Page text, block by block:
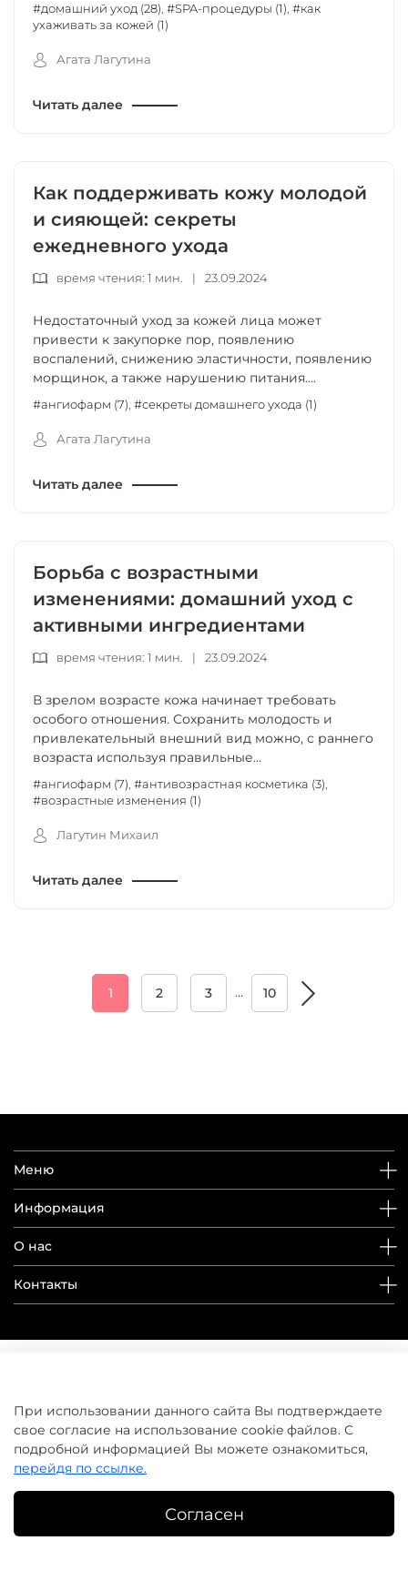
#домашний уход (28) #SPA-процедуры (1) #как
ухаживать за кожей (1)
Агата Лагутина
Читать далее
Как поддерживать кожу молодой
и сияющей: секреты
ежедневного ухода
время чтения: 1 мин. | 23.09.2024
Недостаточный уход за кожей лица может
привести к закупорке пор, появлению
воспалений, снижению эластичности, появлению
морщинок, а также нарушению питания....
#ангиофарм (7) #секреты домашнего ухода (1)
Агата Лагутина
Читать далее
Борьба с возрастными
изменениями: домашний уход с
активными ингредиентами
время чтения: 1 мин. | 23.09.2024
В зрелом возрасте кожа начинает требовать
особого отношения. Сохранить молодость и
привлекательный внешний вид можно, с раннего
возраста используя правильные...
#ангиофарм (7) #антивозрастная косметика (3)
#возрастные изменения (1)
Лагутин Михаил
Читать далее
1 2 3 … 10
Меню
Информация
О нас
Контакты
©домашнийуход.рф2019-2026
При использовании данного сайта Вы подтверждаете
свое согласие на использование cookie файлов. С
подробной информацией Вы можете ознакомиться,
перейдя по ссылке.
Согласен